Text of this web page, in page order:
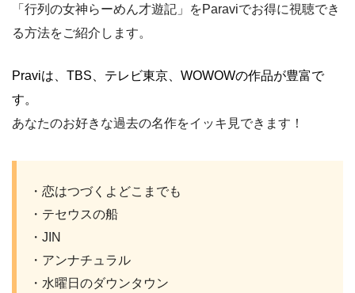
「行列の女神らーめん才遊記」をParaviでお得に視聴でき
る方法をご紹介します。
Praviは、TBS、テレビ東京、WOWOWの作品が豊富で
す。
あなたのお好きな過去の名作をイッキ見できます！
・恋はつづくよどこまでも
・テセウスの船
・JIN
・アンナチュラル
・水曜日のダウンタウン